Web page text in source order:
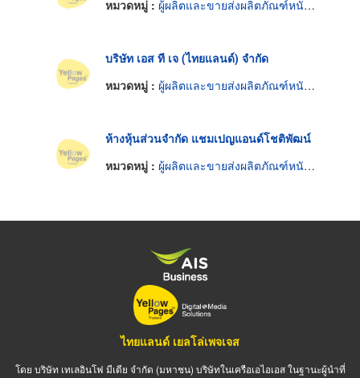
หมวดหมู่ : ผู้ผลิตและขายส่งผลิตภัณฑ์หนังแท้
บริษัท เอส ที เจ (ไทยแลนด์) จำกัด
หมวดหมู่ : ผู้ผลิตและขายส่งผลิตภัณฑ์หนังแท้
ห้างหุ้นส่วนจำกัด แชมเปญแอนด์โชติพัฒน์
หมวดหมู่ : ผู้ผลิตและขายส่งผลิตภัณฑ์หนังแท้
ไทยแลนด์ เยลโล่เพจเจส
โดย บริษัท เทเลอินโฟ มีเดีย จำกัด (มหาชน) บริษัทในเครือเอไอเอส ในฐานะผู้นำที่